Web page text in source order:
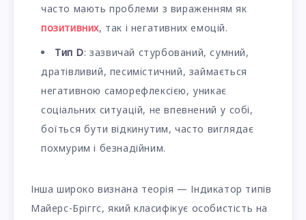
часто мають проблеми з вираженням як
позитивних, так і негативних емоцій.
Тип D: зазвичай стурбований, сумний,
дратівливий, песимістичний, займається
негативною саморефлексією, уникає
соціальних ситуацій, не впевнений у собі,
боїться бути відкинутим, часто виглядає
похмурим і безнадійним.
Інша широко визнана теорія — Індикатор типів
Майерс-Бріггс, який класифікує особистість на